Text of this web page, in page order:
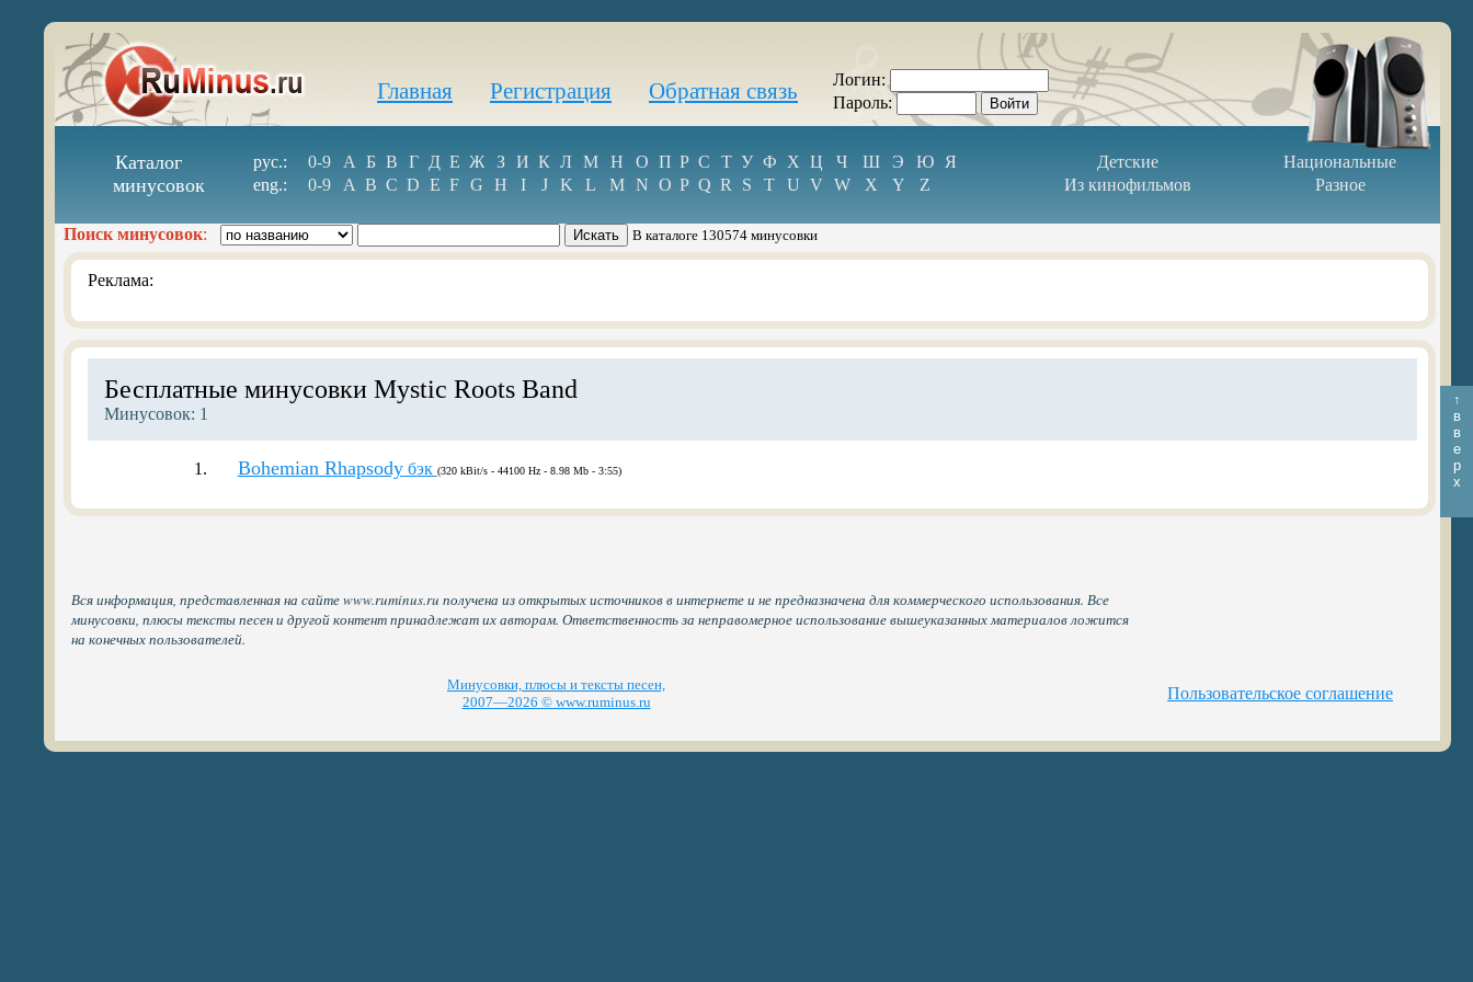
Главная Регистрация Обратная связь
Логин:
Пароль:
Каталог
минусовок
рус.: 0-9 А Б В Г Д Е Ж З И К Л М Н О П Р С Т У Ф Х Ц Ч Ш Э Ю Я Детские
Национальные
eng.:
0-9 A B C D E F G H I J K L M N O P Q R S T U V W X Y Z Из кинофильмов Разное
Поиск минусовок: В каталоге 130574 минусовки
Реклама:
Бесплатные минусовки Mystic Roots Band
Минусовок: 1
1. Bohemian Rhapsodyбэк (320 kBit/s - 44100 Hz - 8.98 Mb - 3:55)
Вся информация, представленная на сайте www.ruminus.ru получена из открытых источников в интернете и не предназначена для коммерческого использования. Все
минусовки, плюсы тексты песен и другой контент принадлежат их авторам. Ответственность за неправомерное использование вышеуказанных материалов ложится
на конечных пользователей.
Минусовки, плюсы и тексты песен,
2007—2026 © www.ruminus.ru
Пользовательское соглашение
↑
в
в
е
р
х